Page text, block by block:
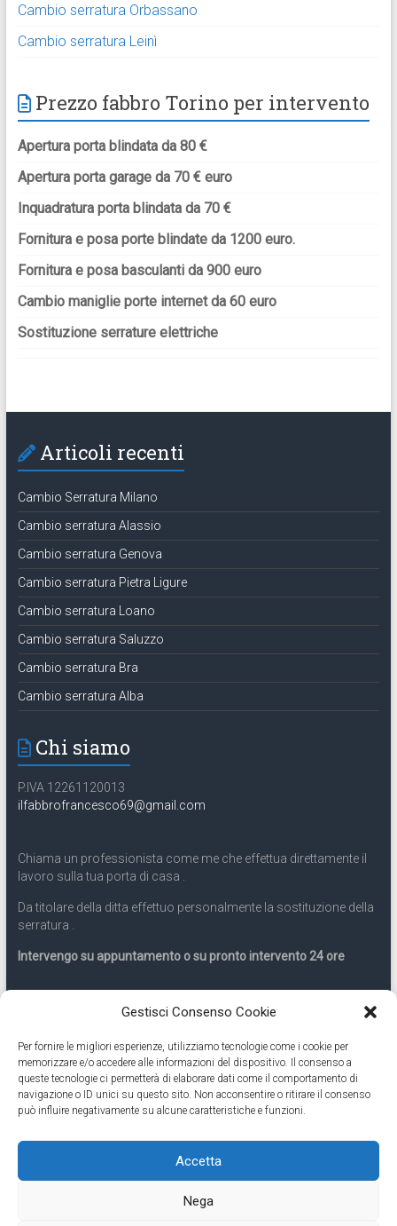
Gestisci Consenso Cookie
Per fornire le migliori esperienze, utilizziamo tecnologie come i cookie per
memorizzare e/o accedere alle informazioni del dispositivo. Il consenso a
queste tecnologie ci permetterà di elaborare dati come il comportamento di
navigazione o ID unici su questo sito. Non acconsentire o ritirare il consenso
può influire negativamente su alcune caratteristiche e funzioni.
Accetta
Nega
Cambio serratura Orbassano
Cambio serratura Leinì
Prezzo fabbro Torino per intervento
Apertura porta blindata da 80 €
Apertura porta garage da 70 € euro
Inquadratura porta blindata da 70 €
Fornitura e posa porte blindate da 1200 euro.
Fornitura e posa basculanti da 900 euro
Cambio maniglie porte internet da 60 euro
Sostituzione serrature elettriche
Articoli recenti
Cambio Serratura Milano
Cambio serratura Alassio
Cambio serratura Genova
Cambio serratura Pietra Ligure
Cambio serratura Loano
Cambio serratura Saluzzo
Cambio serratura Bra
Cambio serratura Alba
Chi siamo
P.IVA 12261120013
ilfabbrofrancesco69@gmail.com
Chiama un professionista come me che effettua direttamente il
lavoro sulla tua porta di casa .
Da titolare della ditta effettuo personalmente la sostituzione della
serratura .
Intervengo su appuntamento o su pronto intervento 24 ore
Servizio 24 ore
Cell331.9899963
Eseguiamo anche lavori di apertura porte pronto intervento 24
ore
by ThemeGrill. Powered by